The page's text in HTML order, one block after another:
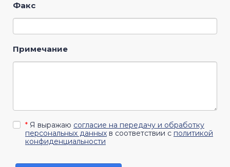
Факс
Примечание
*Я выражаю согласие на передачу и обработку
персональных данныхв соответствии с политикой
конфиденциальности